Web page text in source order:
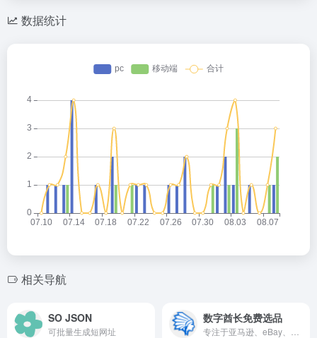
数据统计
相关导航
SO JSON
可批量生成短网址
数字酋长免费选品